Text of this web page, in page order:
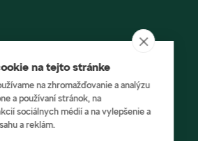
na tejto stránke
na zhromažďovanie a analýzu
a používaní stránok, na
sociálnych médií a na vylepšenie a
a reklám.